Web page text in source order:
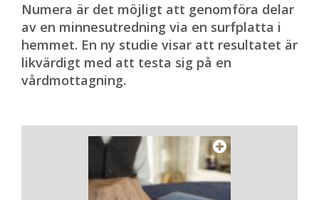
Numera är det möjligt att genomföra delar
av en minnesutredning via en surfplatta i
hemmet. En ny studie visar att resultatet är
likvärdigt med att testa sig på en
vårdmottagning.